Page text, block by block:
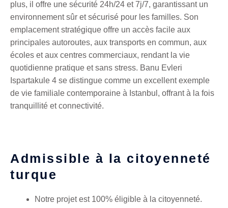
plus, il offre une sécurité 24h/24 et 7j/7, garantissant un
environnement sûr et sécurisé pour les familles. Son
emplacement stratégique offre un accès facile aux
principales autoroutes, aux transports en commun, aux
écoles et aux centres commerciaux, rendant la vie
quotidienne pratique et sans stress. Banu Evleri
Ispartakule 4 se distingue comme un excellent exemple
de vie familiale contemporaine à Istanbul, offrant à la fois
tranquillité et connectivité.
Admissible à la citoyenneté
turque
Notre projet est 100% éligible à la citoyenneté.